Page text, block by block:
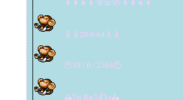
👨‍👩‍👧‍👦 ขำยาก 👨‍👩‍👧‍👦
🎸🎸20-9-64🎸🎸
🕚18 / 0 / 2564🕚
🛵โห,คิดได้ไง🛵